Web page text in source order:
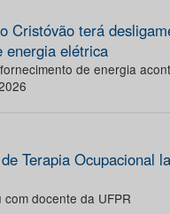
Cristóvão terá
energia elétrica
de energia
Terapia Ocupacional
docente da UFPR